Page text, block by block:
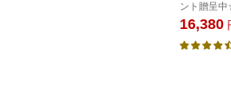
ント贈呈
16,380